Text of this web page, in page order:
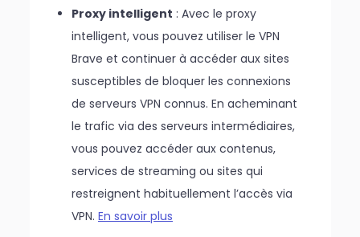
Proxy intelligent : Avec le proxy
intelligent, vous pouvez utiliser le VPN
Brave et continuer à accéder aux sites
susceptibles de bloquer les connexions
de serveurs VPN connus. En acheminant
le trafic via des serveurs intermédiaires,
vous pouvez accéder aux contenus,
services de streaming ou sites qui
restreignent habituellement l’accès via
VPN. En savoir plus